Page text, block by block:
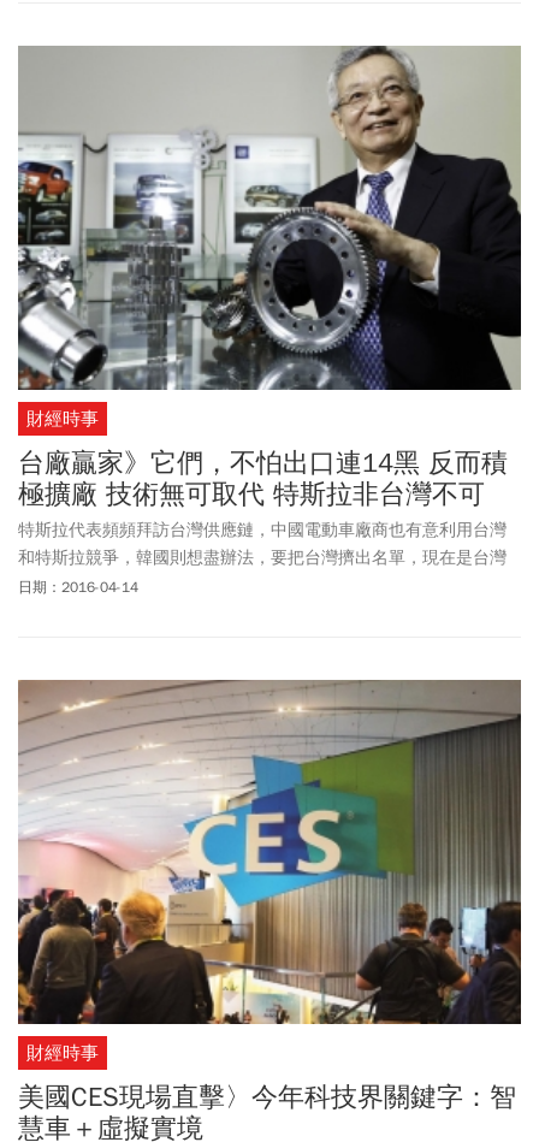
財經時事
台廠贏家》它們，不怕出口連14黑 反而積
極擴廠 技術無可取代 特斯拉非台灣不可
特斯拉代表頻頻拜訪台灣供應鏈，中國電動車廠商也有意利用台灣
和特斯拉競爭，韓國則想盡辦法，要把台灣擠出名單，現在是台灣
電動車產業發展的關鍵時刻。
日期：2016-04-14
財經時事
美國CES現場直擊〉今年科技界關鍵字：智
慧車＋虛擬實境